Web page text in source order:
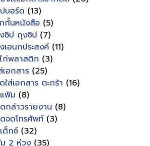
บอร์ด (13)
กั้นหนังสือ (5)
ซิป ถุงซิป (7)
เอนกประสงค์ (11)
ก่พลาสติก (3)
เอกสาร (25)
ใส่เอกสาร ตะกร้า (16)
ฟ้ม (8)
กล่าวรายงาน (8)
จดโทรศัพท์ (3)
ด็กซ์ (32)
2 ห่วง (35)